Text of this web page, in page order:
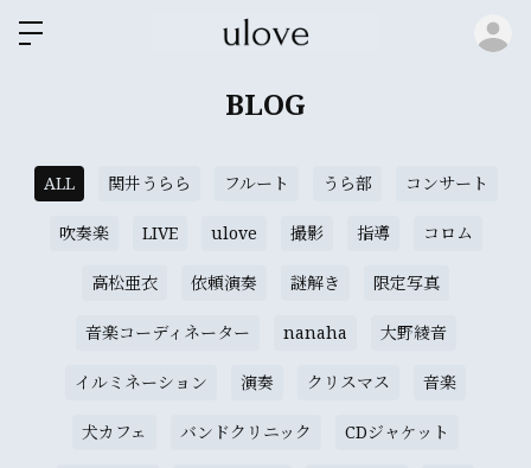
BLOG
ALL 関井うらら フルート うら部 コンサート
吹奏楽 LIVE ulove 撮影 指導 コロム
高松亜衣 依頼演奏 謎解き 限定写真
音楽コーディネーター nanaha 大野綾音
イルミネーション 演奏 クリスマス 音楽
犬カフェ バンドクリニック CDジャケット